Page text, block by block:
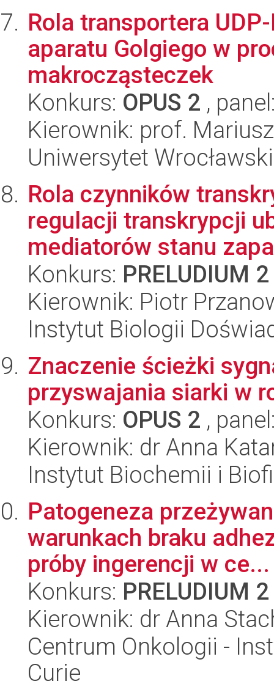
Rola transportera
aparatu Golgiego w
makrocząsteczek
Konkurs: OPUS 2 ,
Kierownik: prof.
Uniwersytet
Rola czynników
regulacji transkrypcji
mediatorów stanu
Konkurs: PRELUDIUM 2
Kierownik: Piotr
Instytut Biologii
Znaczenie ścieżki
przyswajania siarki w
Konkurs: OPUS 2 ,
Kierownik: dr Anna
Instytut Biochemii i
Patogeneza
warunkach braku
próby ingerencji w ce...
Konkurs: PRELUDIUM 2
Kierownik: dr Anna
Centrum Onkologii -
Curie